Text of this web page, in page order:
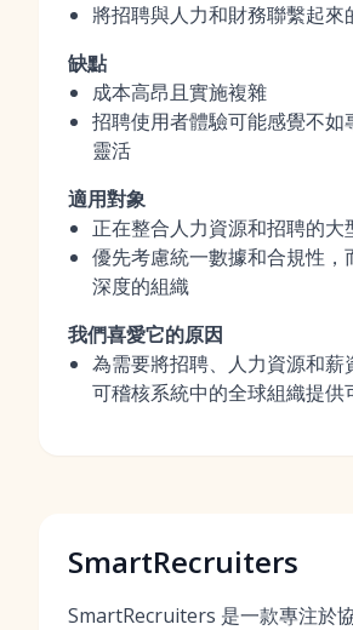
將招聘與人力和財務聯繫起來
缺點
成本高昂且實施複雜
招聘使用者體驗可能感覺不如
靈活
適用對象
正在整合人力資源和招聘的大
優先考慮統一數據和合規性，
深度的組織
我們喜愛它的原因
為需要將招聘、人力資源和薪
可稽核系統中的全球組織提供
SmartRecruiters
SmartRecruiters 是一款專注於